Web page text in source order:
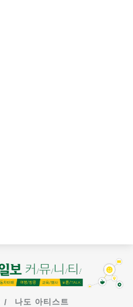
나도 아티스트